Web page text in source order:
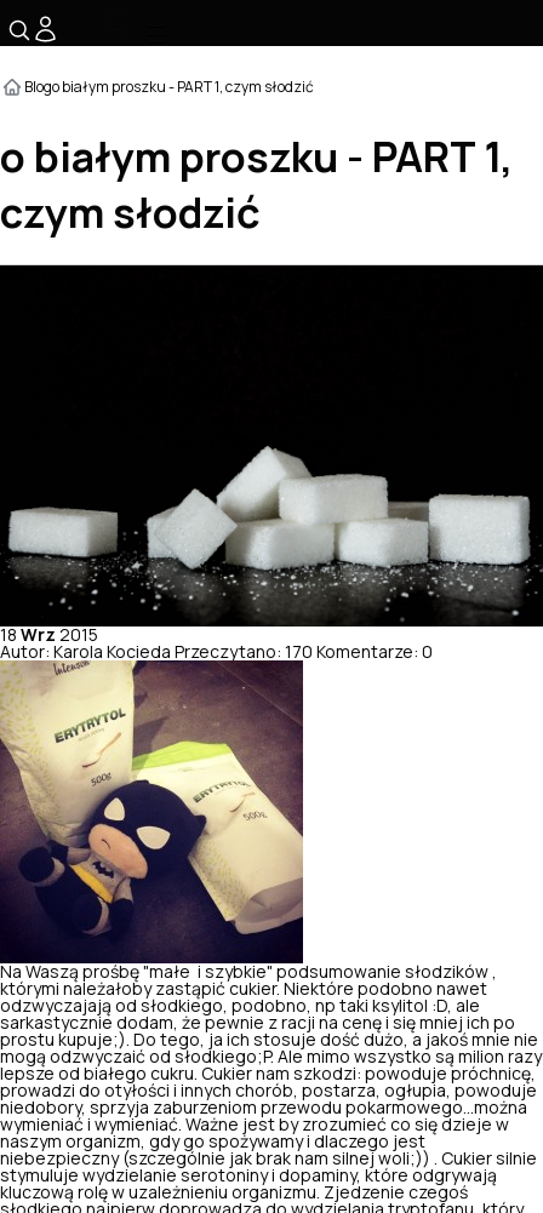
Blogo białym proszku - PART 1, czym słodzić
o białym proszku - PART 1,
czym słodzić
18 Wrz 2015
Autor: Karola Kocieda Przeczytano: 170 Komentarze: 0
Na Waszą prośbę "małe i szybkie" podsumowanie słodzików ,
którymi należałoby zastąpić cukier. Niektóre podobno nawet
odzwyczajają od słodkiego, podobno, np taki ksylitol :D, ale
sarkastycznie dodam, że pewnie z racji na cenę i się mniej ich po
prostu kupuje;). Do tego, ja ich stosuje dość dużo, a jakoś mnie nie
mogą odzwyczaić od słodkiego;P. Ale mimo wszystko są milion razy
lepsze od białego cukru. Cukier nam szkodzi: powoduje próchnicę,
prowadzi do otyłości i innych chorób, postarza, ogłupia, powoduje
niedobory, sprzyja zaburzeniom przewodu pokarmowego...można
wymieniać i wymieniać. Ważne jest by zrozumieć co się dzieje w
naszym organizm, gdy go spożywamy i dlaczego jest
niebezpieczny (szczególnie jak brak nam silnej woli;)) . Cukier silnie
stymuluje wydzielanie serotoniny i dopaminy, które odgrywają
kluczową rolę w uzależnieniu organizmu. Zjedzenie czegoś